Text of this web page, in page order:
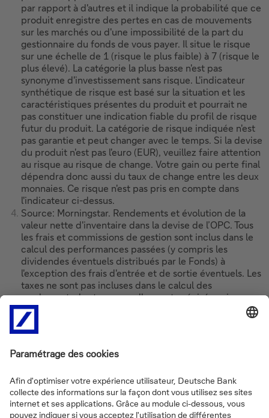
par rapport à d'autres et il indique la probabilité que ce
produit enregistre des pertes en cas de mouvements
sur les marchés ou d'une impossibilité de la part du
gestionnaire du fonds de vous payer. Il situe le risque
sur une échelle de 1 (risque le plus faible) à 7 (risque le
plus élevé). La catégorie la plus basse n'est pas
synonyme d'investissement sans risque. L'indicateur
synthétique de risque est basé sur la situation et les
caractéristiques présentes du produit et pourrait ne
pas constituer une indication fiable du profil de risque
futur du produit. La catégorie de risque indiquée n'est
pas garantie et peut changer avec le temps. Si la devise
du produit n'est pas l'euro (EUR), veuillez faire attention
au risque au risque de change. Votre gain ou perte final
dépendra donc aussi du taux de change entre les deux
monnaies. Ce risque n'est pas pris en compte dans
l'indicateur ci-dessus.
Source: Morningstar. Rendements et évolution de la
valeur nette d'inventaire dans la devise de l’OPC. Tous
les frais et commissions de gestion sont inclus dans le
calcul des performances passées (y compris les
dividendes éventuels distribués par le Fonds) à
l'exception des frais d'entrée et de sortie éventuels. Les
taxes ne sont pas incluses dans le calcul des
rendements, les taxes usuelles sont précisées ci-
dessous. Les rendements cités et l'évolution de la VNI
sont du passé et ne constituent pas un indicateur fiable
des performances futures. Les données concernant
une période de 10 ans.
d'informations sur la durabilité dans le secteur des
services financiers.
Les scores ESG attribués par MSCI varient de AAA pour